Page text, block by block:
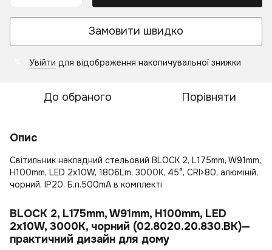
Замовити швидко
Увійти для відображення накопичувальної знижки
До обраного Порівняти
Опис
Світильник накладний стельовий BLOCK 2, L175mm, W91mm,
H100mm, LED 2x10W, 1806Lm, 3000К, 45°, CRI>80, алюміній,
чорний, IP20, Б.п.500mA в комплекті
BLOCK 2, L175mm, W91mm, H100mm, LED
2x10W, 3000К, чорний (02.8020.20.830.BK)—
практичний дизайн для дому